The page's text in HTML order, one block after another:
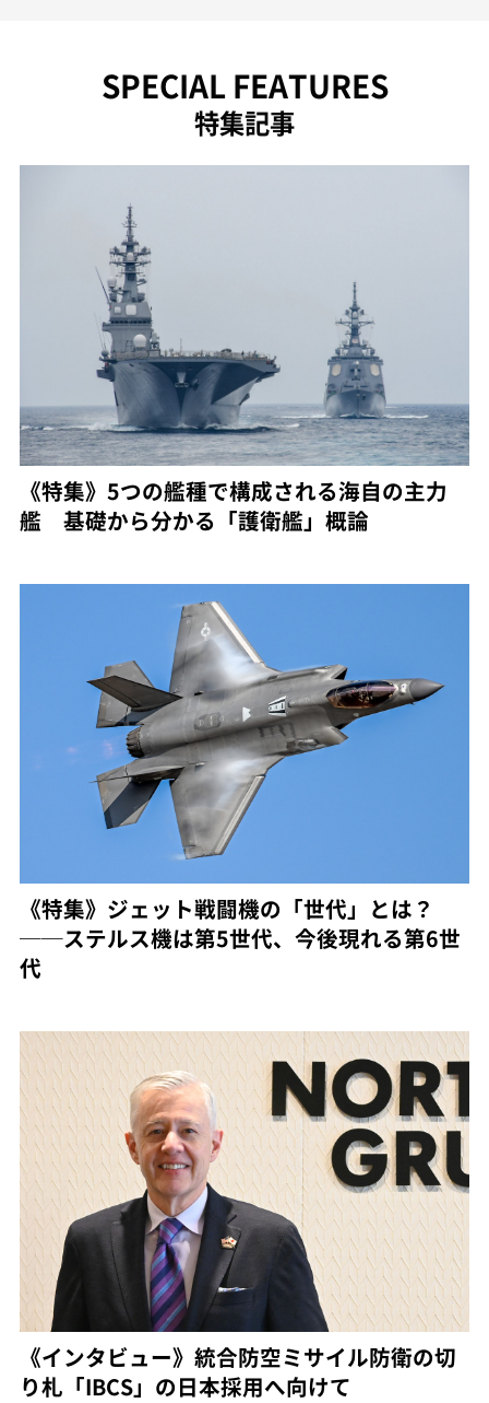
SPECIAL FEATURES
特集記事
《特集》5つの艦種で構成される海自の主力
艦 基礎から分かる「護衛艦」概論
《特集》ジェット戦闘機の「世代」とは？
──ステルス機は第5世代、今後現れる第6世
代
《インタビュー》統合防空ミサイル防衛の切
り札「IBCS」の日本採用へ向けて